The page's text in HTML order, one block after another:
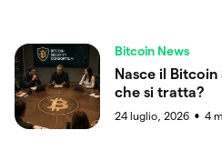
Bitcoin News
Nasce il
che si tratta?
24 luglio, 2026 ● 4